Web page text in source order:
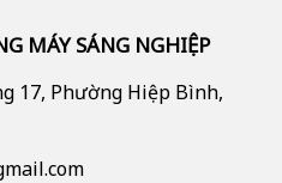
MÁY SÁNG NGHIỆP
17, Phường Hiệp Bình,